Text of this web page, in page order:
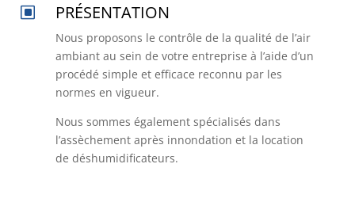
W PRÉSENTATION
Nous proposons le contrôle de la qualité de l’air
ambiant au sein de votre entreprise à l’aide d’un
procédé simple et efficace reconnu par les
normes en vigueur.
Nous sommes également spécialisés dans
l’assèchement après innondation et la location
de déshumidificateurs.